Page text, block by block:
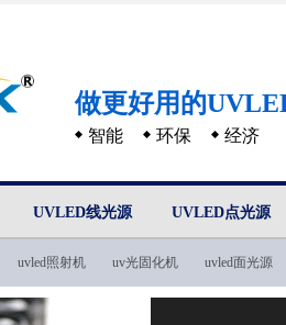
做更好用的
智能 环保 经济
UVLED线光源 UVLED点光源
uvled照射机 uv光固化机 uvled面光源